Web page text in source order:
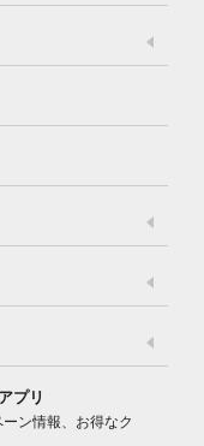
実験をしない
Kids
（オーラルケア）
）
シーポリシー
免責事項
プリ
ン情報、お得なク